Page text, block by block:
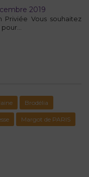
2019
Vous souhaitez
Brodélia
Margot de PARIS